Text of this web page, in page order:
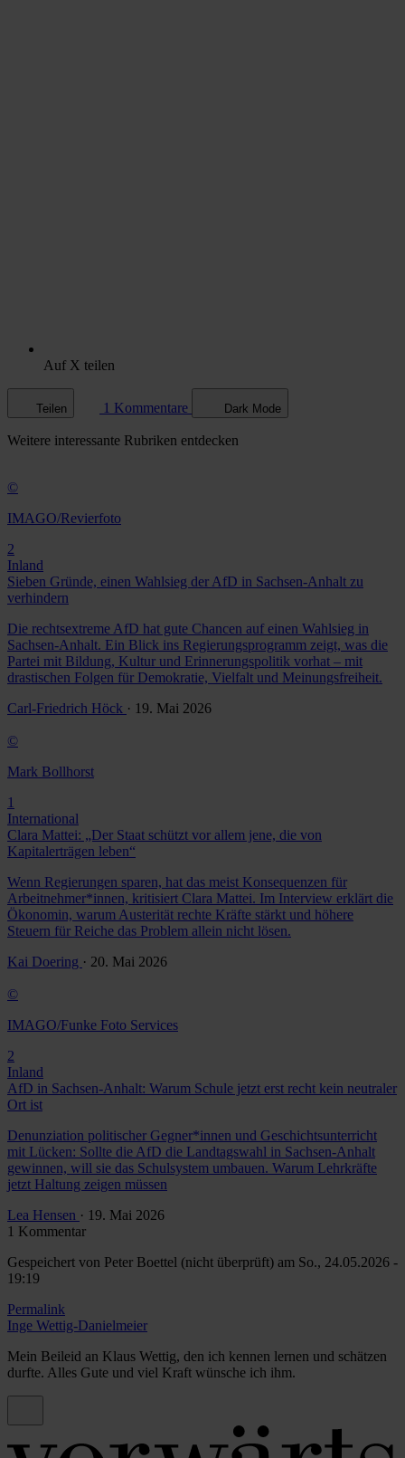
Auf X teilen
Teilen 1 Kommentare Dark Mode
Weitere interessante Rubriken entdecken
©
IMAGO/Revierfoto
2
Inland
Sieben Gründe, einen Wahlsieg der AfD in Sachsen-Anhalt zu
verhindern
Die rechtsextreme AfD hat gute Chancen auf einen Wahlsieg in
Sachsen-Anhalt. Ein Blick ins Regierungsprogramm zeigt, was die
Partei mit Bildung, Kultur und Erinnerungspolitik vorhat – mit
drastischen Folgen für Demokratie, Vielfalt und Meinungsfreiheit.
Carl-Friedrich Höck · 19. Mai 2026
©
Mark Bollhorst
1
International
Clara Mattei: „Der Staat schützt vor allem jene, die von
Kapitalerträgen leben“
Wenn Regierungen sparen, hat das meist Konsequenzen für
Arbeitnehmer*innen, kritisiert Clara Mattei. Im Interview erklärt die
Ökonomin, warum Austerität rechte Kräfte stärkt und höhere
Steuern für Reiche das Problem allein nicht lösen.
Kai Doering · 20. Mai 2026
©
IMAGO/Funke Foto Services
2
Inland
AfD in Sachsen-Anhalt: Warum Schule jetzt erst recht kein neutraler
Ort ist
Denunziation politischer Gegner*innen und Geschichtsunterricht
mit Lücken: Sollte die AfD die Landtagswahl in Sachsen-Anhalt
gewinnen, will sie das Schulsystem umbauen. Warum Lehrkräfte
jetzt Haltung zeigen müssen
Lea Hensen · 19. Mai 2026
1 Kommentar
Gespeichert von Peter Boettel (nicht überprüft) am So., 24.05.2026 -
19:19
Permalink
Inge Wettig-Danielmeier
Mein Beileid an Klaus Wettig, den ich kennen lernen und schätzen
durfte. Alles Gute und viel Kraft wünsche ich ihm.